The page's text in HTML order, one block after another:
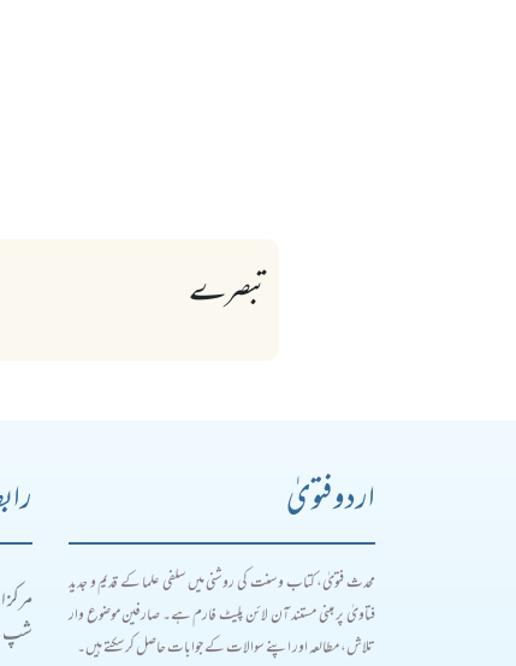
تبصرے
اردو فتویٰ
محدث فتویٰ، کتاب و سنت کی روشنی میں سلفی علما کے قدیم و جدید
فتاویٰ پر مبنی مستند آن لائن پلیٹ فارم ہے۔ صارفین موضوع وار
تلاش، مطالعہ اور اپنے سوالات کے جوابات حاصل کر سکتے ہیں۔
شپ،